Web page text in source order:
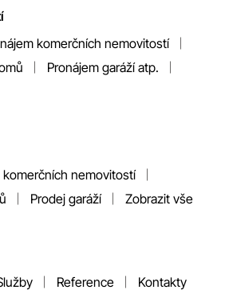
komerčních nemovitostí
Pronájem garáží atp.
komerčních nemovitostí
Prodej garáží Zobrazit vše
Reference Kontakty